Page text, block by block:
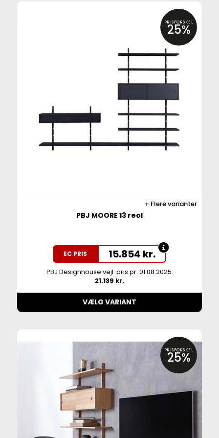
PRISFORSKEL
25%
Flere varianter
PBJ MOORE 13 reol
EC PRIS 15.854 kr.
PBJ Designhouse vejl. pris pr. 01.08.2025:
21.139 kr.
VÆLG VARIANT
PRISFORSKEL
25%